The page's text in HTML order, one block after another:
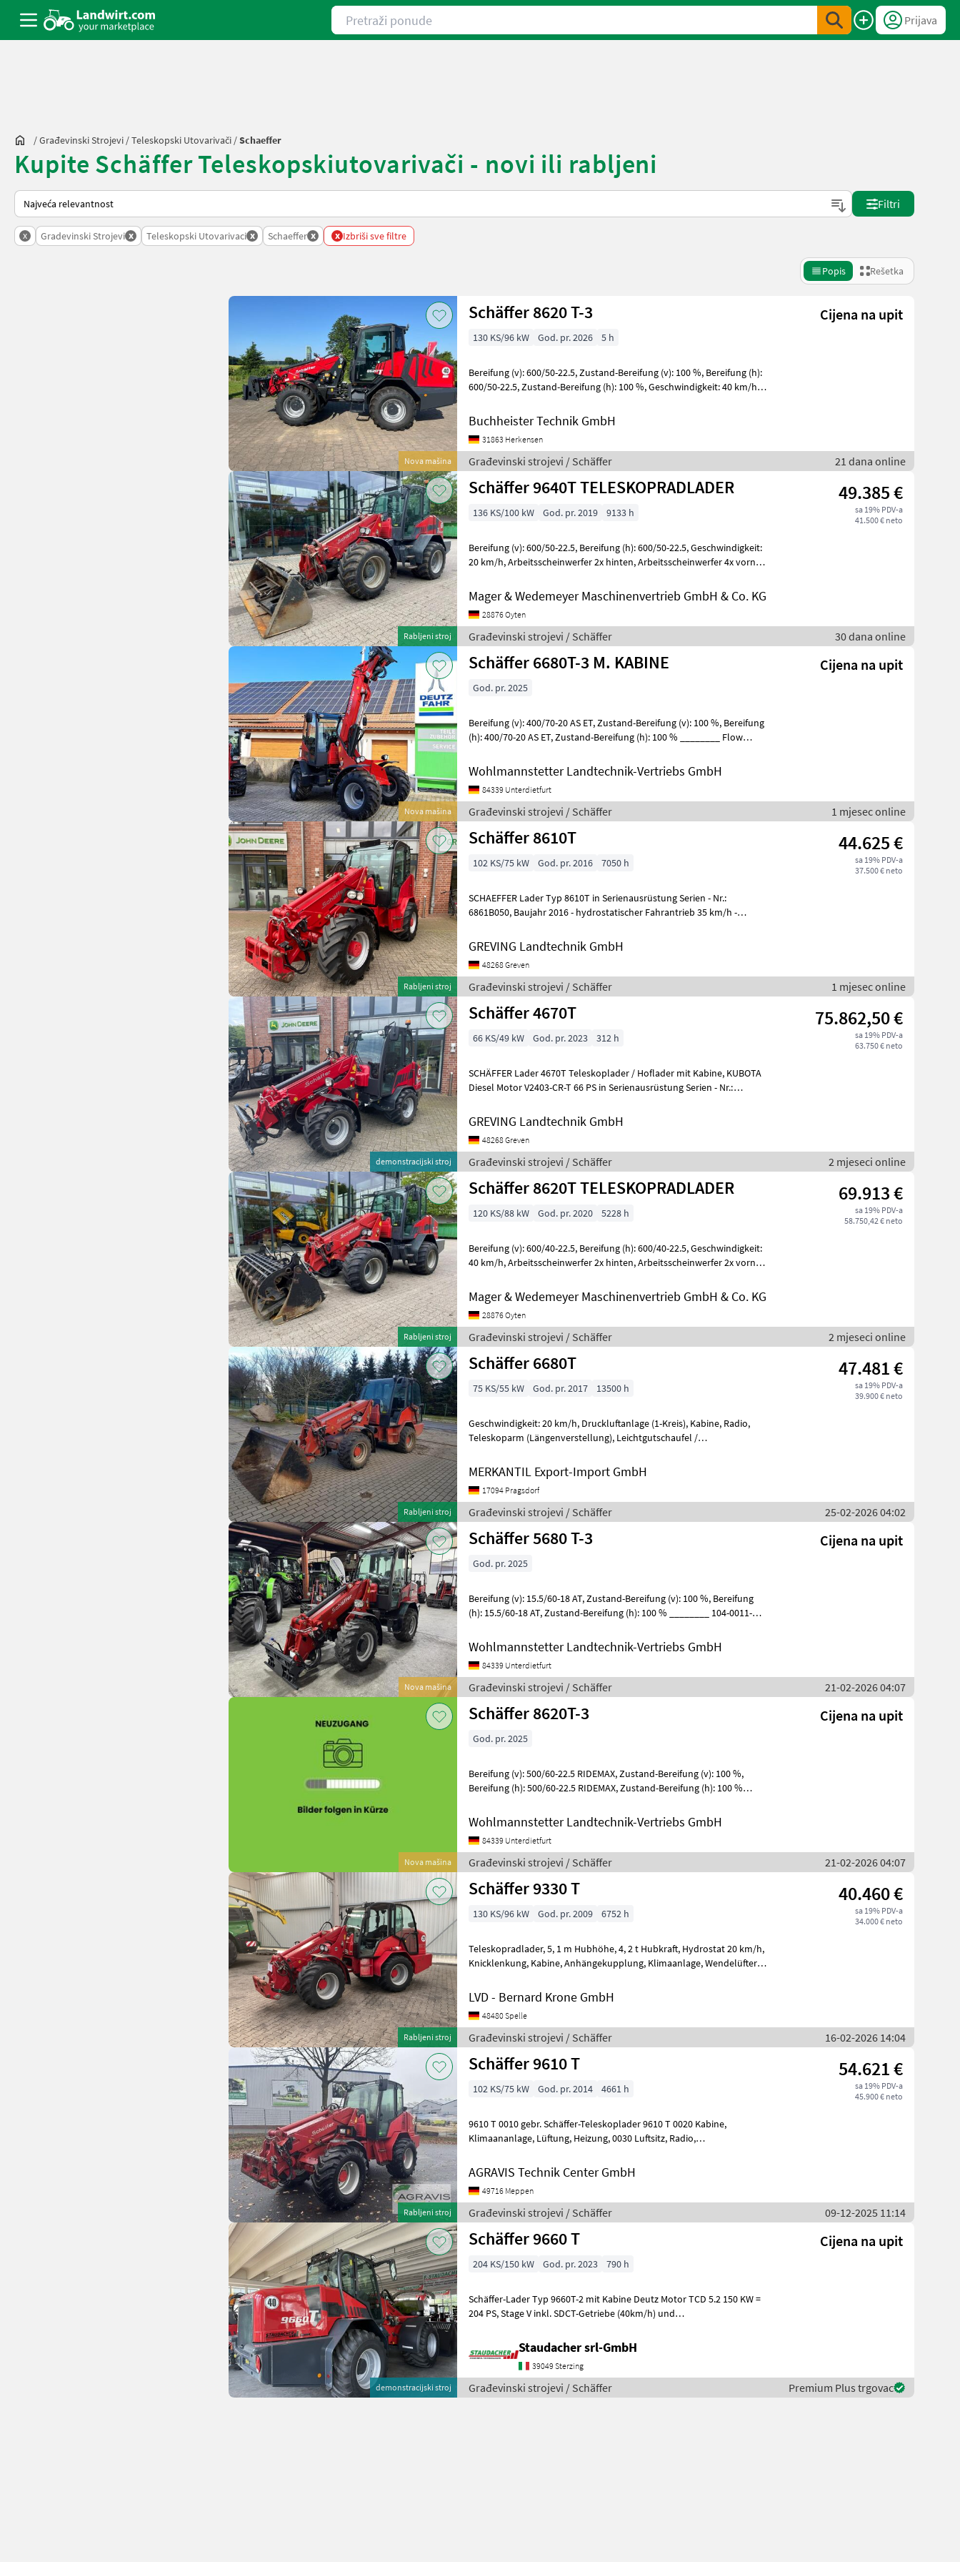
Pretraži ponude
Prijava
/Građevinski Strojevi /Teleskopski Utovarivači /Schaeffer
Kupite Schäffer Teleskopskiutovarivači - novi ili rabljeni
Tako se sortira na Landwirt.com
Filtri
x Gradevinski Strojevi x Teleskopski Utovarivaci x Schaeffer x x Izbriši sve filtre
Popis Rešetka
Nova mašina
Schäffer 8620 T-3 Cijena na upit
130 KS/96 kW God. pr. 2026 5 h
Bereifung (v): 600/50-22.5, Zustand-Bereifung (v): 100 %, Bereifung (h):
600/50-22.5, Zustand-Bereifung (h): 100 %, Geschwindigkeit: 40 km/h,
Buchheister Technik GmbH
31863 Herkensen
Građevinski strojevi / Schäffer 21 dana online
Rabljeni stroj
Schäffer 9640T TELESKOPRADLADER 49.385 €
sa 19% PDV-a
41.500 € neto
136 KS/100 kW God. pr. 2019 9133 h
Bereifung (v): 600/50-22.5, Bereifung (h): 600/50-22.5, Geschwindigkeit:
20 km/h, Arbeitsscheinwerfer 2x hinten, Arbeitsscheinwerfer 4x vorn,
Mager & Wedemeyer Maschinenvertrieb GmbH & Co. KG
28876 Oyten
Građevinski strojevi / Schäffer 30 dana online
Nova mašina
Schäffer 6680T-3 M. KABINE Cijena na upit
God. pr. 2025
Bereifung (v): 400/70-20 AS ET, Zustand-Bereifung (v): 100 %, Bereifung
(h): 400/70-20 AS ET, Zustand-Bereifung (h): 100 % ________ Flow
Wohlmannstetter Landtechnik-Vertriebs GmbH
84339 Unterdietfurt
Građevinski strojevi / Schäffer 1 mjesec online
Rabljeni stroj
Schäffer 8610T 44.625 €
sa 19% PDV-a
37.500 € neto
102 KS/75 kW God. pr. 2016 7050 h
SCHAEFFER Lader Typ 8610T in Serienausrüstung Serien - Nr.:
6861B050, Baujahr 2016 - hydrostatischer Fahrantrieb 35 km/h -
GREVING Landtechnik GmbH
48268 Greven
Građevinski strojevi / Schäffer 1 mjesec online
demonstracijski stroj
Schäffer 4670T 75.862,50 €
sa 19% PDV-a
63.750 € neto
66 KS/49 kW God. pr. 2023 312 h
SCHÄFFER Lader 4670T Teleskoplader / Hoflader mit Kabine, KUBOTA
Diesel Motor V2403-CR-T 66 PS in Serienausrüstung Serien - Nr.:
GREVING Landtechnik GmbH
48268 Greven
Građevinski strojevi / Schäffer 2 mjeseci online
Rabljeni stroj
Schäffer 8620T TELESKOPRADLADER 69.913 €
sa 19% PDV-a
58.750,42 € neto
120 KS/88 kW God. pr. 2020 5228 h
Bereifung (v): 600/40-22.5, Bereifung (h): 600/40-22.5, Geschwindigkeit:
40 km/h, Arbeitsscheinwerfer 2x hinten, Arbeitsscheinwerfer 2x vorn,
Mager & Wedemeyer Maschinenvertrieb GmbH & Co. KG
28876 Oyten
Građevinski strojevi / Schäffer 2 mjeseci online
Rabljeni stroj
Schäffer 6680T 47.481 €
sa 19% PDV-a
39.900 € neto
75 KS/55 kW God. pr. 2017 13500 h
Geschwindigkeit: 20 km/h, Druckluftanlage (1-Kreis), Kabine, Radio,
Teleskoparm (Längenverstellung), Leichtgutschaufel /
MERKANTIL Export-Import GmbH
17094 Pragsdorf
Građevinski strojevi / Schäffer 25-02-2026 04:02
Nova mašina
Schäffer 5680 T-3 Cijena na upit
God. pr. 2025
Bereifung (v): 15.5/60-18 AT, Zustand-Bereifung (v): 100 %, Bereifung
(h): 15.5/60-18 AT, Zustand-Bereifung (h): 100 % ________ 104-0011-
Wohlmannstetter Landtechnik-Vertriebs GmbH
84339 Unterdietfurt
Građevinski strojevi / Schäffer 21-02-2026 04:07
Nova mašina
Schäffer 8620T-3 Cijena na upit
God. pr. 2025
Bereifung (v): 500/60-22.5 RIDEMAX, Zustand-Bereifung (v): 100 %,
Bereifung (h): 500/60-22.5 RIDEMAX, Zustand-Bereifung (h): 100 %
Wohlmannstetter Landtechnik-Vertriebs GmbH
84339 Unterdietfurt
Građevinski strojevi / Schäffer 21-02-2026 04:07
Rabljeni stroj
Schäffer 9330 T 40.460 €
sa 19% PDV-a
34.000 € neto
130 KS/96 kW God. pr. 2009 6752 h
Teleskopradlader, 5, 1 m Hubhöhe, 4, 2 t Hubkraft, Hydrostat 20 km/h,
Knicklenkung, Kabine, Anhängekupplung, Klimaanlage, Wendelüfter,
LVD - Bernard Krone GmbH
48480 Spelle
Građevinski strojevi / Schäffer 16-02-2026 14:04
Rabljeni stroj
Schäffer 9610 T 54.621 €
sa 19% PDV-a
45.900 € neto
102 KS/75 kW God. pr. 2014 4661 h
9610 T 0010 gebr. Schäffer-Teleskoplader 9610 T 0020 Kabine,
Klimaananlage, Lüftung, Heizung, 0030 Luftsitz, Radio,
AGRAVIS Technik Center GmbH
49716 Meppen
Građevinski strojevi / Schäffer 09-12-2025 11:14
demonstracijski stroj
Schäffer 9660 T Cijena na upit
204 KS/150 kW God. pr. 2023 790 h
Schäffer-Lader Typ 9660T-2 mit Kabine Deutz Motor TCD 5.2 150 KW =
204 PS, Stage V inkl. SDCT-Getriebe (40km/h) und
Staudacher srl-GmbH
39049 Sterzing
Građevinski strojevi / Schäffer Premium Plus trgovac